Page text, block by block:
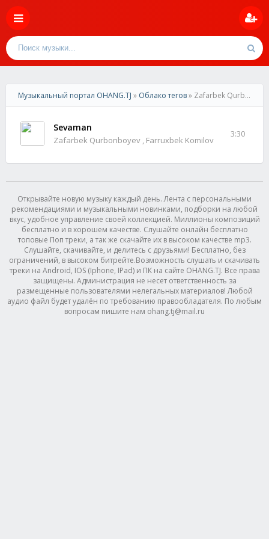
Музыкальный портал OHANG.TJ » Облако тегов» Zafarbek Qurbonboyev
Sevaman
Zafarbek Qurbonboyev , Farruxbek Komilov
3:30
Открывайте новую музыку каждый день. Лента с персональными
рекомендациями и музыкальными новинками, подборки на любой
вкус, удобное управление своей коллекцией. Миллионы композиций
бесплатно и в хорошем качестве. Слушайте онлайн бесплатно
топовые Поп треки, а так же скачайте их в высоком качестве mp3.
Слушайте, скачивайте, и делитесь с друзьями! Бесплатно, без
ограничений, в высоком битрейте.Возможность слушать и скачивать
треки на Android, IOS (Iphone, IPad) и ПК на сайте OHANG.TJ. Все права
защищены. Администрация не несет ответственность за
размещенные пользователями нелегальных материалов! Любой
аудио файл будет удалён по требованию правообладателя. По любым
вопросам пишите нам ohang.tj@mail.ru